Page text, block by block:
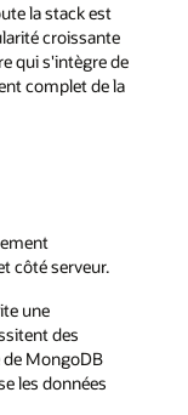
la stack est
croissante
qui s'intègre de
complet de la
côté serveur.
une
des
de MongoDB
les données